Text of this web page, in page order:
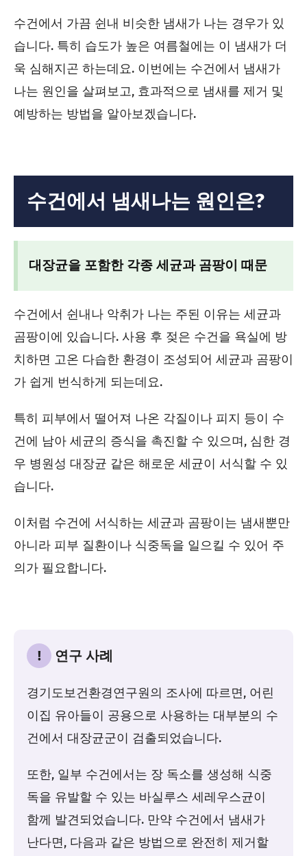
수건에서 가끔 쉰내 비슷한 냄새가 나는 경우가 있
습니다. 특히 습도가 높은 여름철에는 이 냄새가 더
욱 심해지곤 하는데요. 이번에는 수건에서 냄새가
나는 원인을 살펴보고, 효과적으로 냄새를 제거 및
예방하는 방법을 알아보겠습니다.
수건에서 냄새나는 원인은?
대장균을 포함한 각종 세균과 곰팡이 때문
수건에서 쉰내나 악취가 나는 주된 이유는 세균과
곰팡이에 있습니다. 사용 후 젖은 수건을 욕실에 방
치하면 고온 다습한 환경이 조성되어 세균과 곰팡이
가 쉽게 번식하게 되는데요.
특히 피부에서 떨어져 나온 각질이나 피지 등이 수
건에 남아 세균의 증식을 촉진할 수 있으며, 심한 경
우 병원성 대장균 같은 해로운 세균이 서식할 수 있
습니다.
이처럼 수건에 서식하는 세균과 곰팡이는 냄새뿐만
아니라 피부 질환이나 식중독을 일으킬 수 있어 주
의가 필요합니다.
! 연구 사례
경기도보건환경연구원의 조사에 따르면, 어린
이집 유아들이 공용으로 사용하는 대부분의 수
건에서 대장균군이 검출되었습니다.
또한, 일부 수건에서는 장 독소를 생성해 식중
독을 유발할 수 있는 바실루스 세레우스균이
함께 발견되었습니다. 만약 수건에서 냄새가
난다면, 다음과 같은 방법으로 완전히 제거할